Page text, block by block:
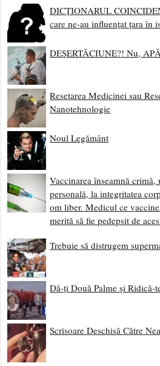
DICȚIONARUL
care ne-au influențat țara în
DEȘERTĂCIUNE?! Nu,
Resetarea Medicinei sau
Nanotehnologie
Noul Legământ
Vaccinarea înseamnă crimă,
personală, la integritatea
om liber. Medicul ce
merită să fie pedepsit de
Trebuie să distrugem
Dă-ți Două Palme și Ridică-
Scrisoare Deschisă Către